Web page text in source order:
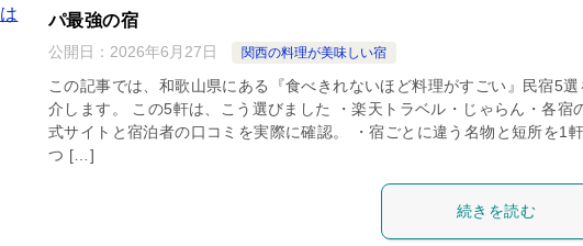
パ最強の宿
公開日： 2026年6月27日 関西の料理が美味しい宿
この記事では、和歌山県にある『食べきれないほど料理がすごい』民宿5選
介します。 この5軒は、こう選びました ・楽天トラベル・じゃらん・各宿
式サイトと宿泊者の口コミを実際に確認。 ・宿ごとに違う名物と短所を1
つ […]
続きを読む